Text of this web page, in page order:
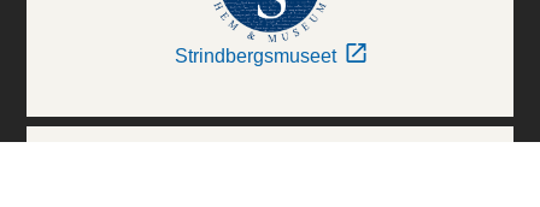
Strindbergsmuseet